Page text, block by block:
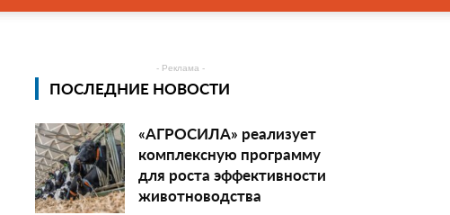
- Реклама -
ПОСЛЕДНИЕ НОВОСТИ
«АГРОСИЛА» реализует
комплексную программу
для роста эффективности
животноводства